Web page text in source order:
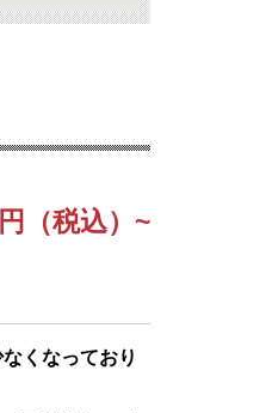
（税込）~
くなっており